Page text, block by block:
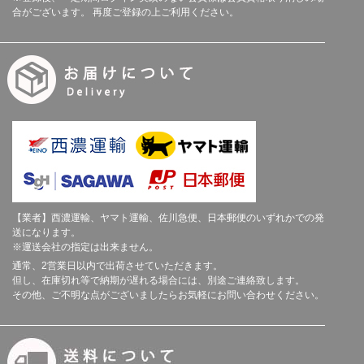
合がございます。 再度ご登録の上ご利用ください。
【業者】西濃運輸、ヤマト運輸、佐川急便、日本郵便のいずれかでの発
送になります。
※運送会社の指定は出来ません。
通常、2営業日以内で出荷させていただきます。
但し、在庫切れ等で納期が遅れる場合には、別途ご連絡致します。
その他、ご不明な点がございましたらお気軽にお問い合わせください。